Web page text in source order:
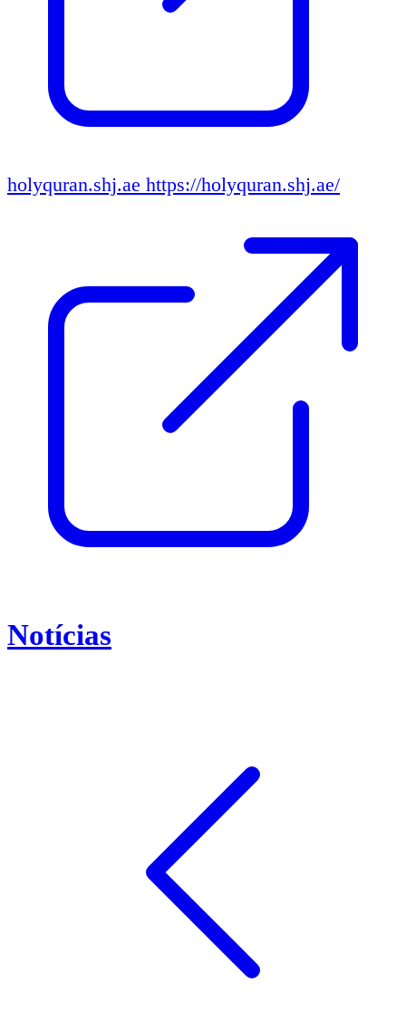
holyquran.shj.ae https://holyquran.shj.ae/
Notícias